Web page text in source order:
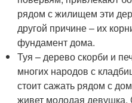
рядом с жилищем эти
другой причине – их
фундамент дома.
Туя – дерево скорби и
многих народов с
стоит сажать рядом с
живет молодая девушка.